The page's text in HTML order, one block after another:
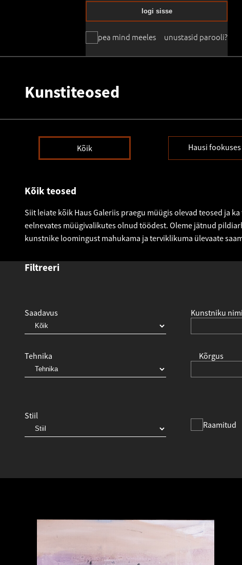
pea mind meeles
logi sisse
unustasid parooli?
Kunstiteosed
Kõik Hausi fookuses
Kõik teosed
Siit leiate kõik Haus Galeriis praegu müügis olevad teosed ja
eelnevates müügivalikutes olnud töödest. Oleme jätnud
kunstnike loomingust mahukama ja terviklikuma ülevaate
Filtreeri
Saadavus Kunstniku nimi
Kõrgus
Tehnika
Stiil
Raamitud